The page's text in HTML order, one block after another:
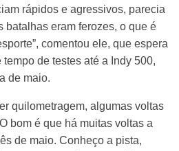
rápidos e agressivos, parecia
batalhas eram ferozes, o que é
comentou ele, que espera
de testes até a Indy 500,
de maio.
quilometragem, algumas voltas
bom é que há muitas voltas a
de maio. Conheço a pista,